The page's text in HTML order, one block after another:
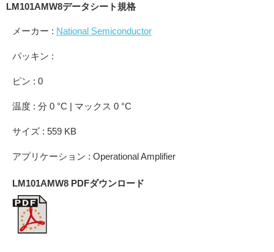
LM101AMW8データシート規格
メーカー : National Semiconductor
パッキン :
ピン : 0
温度 : 分 0 °C | マックス 0 °C
サイズ : 559 KB
アプリケーション : Operational Amplifier
LM101AMW8 PDFダウンロード